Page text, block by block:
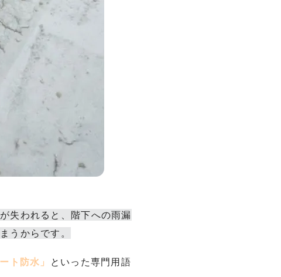
失われると、階下への雨漏
うからです。
ト防水」
といった専門用語